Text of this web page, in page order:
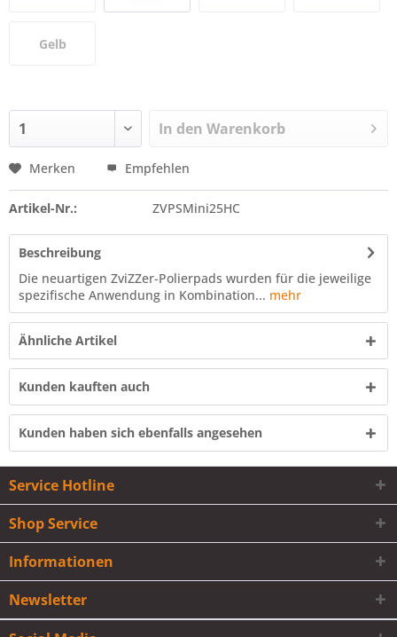
Gelb
In den Warenkorb
Merken Empfehlen
Artikel-Nr.: ZVPSMini25HC
Beschreibung
Die neuartigen ZviZZer-Polierpads wurden für die jeweilige
spezifische Anwendung in Kombination... mehr
Ähnliche Artikel
Kunden kauften auch
Kunden haben sich ebenfalls angesehen
Service Hotline
Shop Service
Informationen
Newsletter